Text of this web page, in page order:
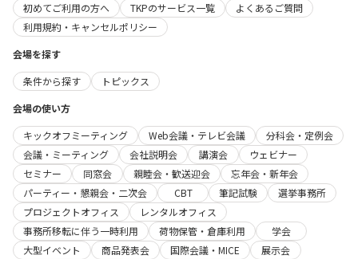
初めてご利用の方へ
TKPのサービス一覧
よくあるご質問
利用規約・キャンセルポリシー
会場を探す
条件から探す
トピックス
会場の使い方
キックオフミーティング
Web会議・テレビ会議
分科会・定例会
会議・ミーティング
会社説明会 講演会
ウェビナー
セミナー
同窓会 親睦会・歓送迎会
忘年会・新年会
パーティー・懇親会・二次会
CBT 筆記試験
選挙事務所
プロジェクトオフィス
レンタルオフィス
事務所移転に伴う一時利用
荷物保管・倉庫利用
学会
大型イベント
商品発表会 国際会議・MICE
展示会